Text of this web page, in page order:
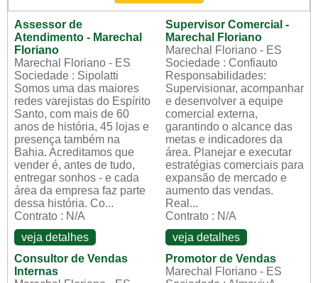
Assessor de
Atendimento - Marechal
Floriano
Marechal Floriano - ES
Sociedade : Sipolatti
Somos uma das maiores
redes varejistas do Espírito
Santo, com mais de 60
anos de história, 45 lojas e
presença também na
Bahia. Acreditamos que
vender é, antes de tudo,
entregar sonhos - e cada
área da empresa faz parte
dessa história. Co...
Contrato : N/A
veja detalhes
Supervisor Comercial -
Marechal Floriano
Marechal Floriano - ES
Sociedade : Confiauto
Responsabilidades:
Supervisionar, acompanhar
e desenvolver a equipe
comercial externa,
garantindo o alcance das
metas e indicadores da
área. Planejar e executar
estratégias comerciais para
expansão de mercado e
aumento das vendas.
Real...
Contrato : N/A
veja detalhes
Consultor de Vendas
Internas
Promotor de Vendas
Marechal Floriano - ES